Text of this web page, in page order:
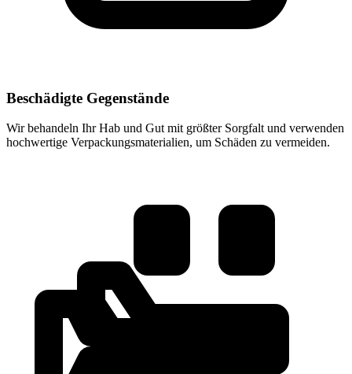
Beschädigte Gegenstände
Wir behandeln Ihr Hab und Gut mit größter Sorgfalt und verwenden
hochwertige Verpackungsmaterialien, um Schäden zu vermeiden.